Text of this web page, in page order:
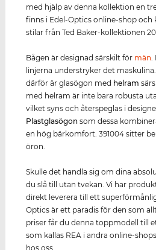
med hjälp av denna kollektion en
finns i Edel-Optics online-shop och
stilar från Ted Baker-kollektionen
Bågen är designad särskilt för män.
linjerna understryker det
därför är glasögon med helram
med helram är inte bara robusta
vilket syns och återspeglas i
Plastglasögon som dessa
en hög bärkomfort. 391004 sitter
öron.
Skulle det handla sig om dina
du slå till utan tvekan. Vi har
direkt leverera till ett
Optics är ett paradis för den som
priser får du denna toppmodell till
som kallas REA i andra online-
hos oss.